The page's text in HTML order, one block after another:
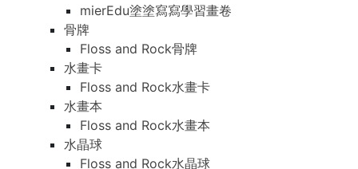
mierEdu塗塗寫寫學習畫卷
骨牌
Floss and Rock骨牌
水畫卡
Floss and Rock水畫卡
水畫本
Floss and Rock水畫本
水晶球
Floss and Rock水晶球